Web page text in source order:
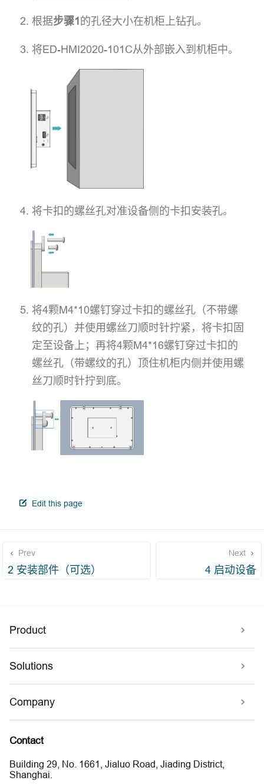
根据步骤1的孔径大小在机柜上钻孔。
将ED-HMI2020-101C从外部嵌入到机柜中。
将卡扣的螺丝孔对准设备侧的卡扣安装孔。
将4颗M4*10螺钉穿过卡扣的螺丝孔（不带螺
纹的孔）并使用螺丝刀顺时针拧紧，将卡扣固
定至设备上；再将4颗M4*16螺钉穿过卡扣的
螺丝孔（带螺纹的孔）顶住机柜内侧并使用螺
丝刀顺时针拧到底。
Edit this pageopen in new window
Prev
2 安装部件（可选）
Next
4 启动设备
Product
Solutions
Company
Contact
Building 29, No. 1661, Jialuo Road, Jiading District,
Shanghai.